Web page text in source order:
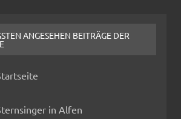
ANGESEHEN BEITRÄGE DER
in Alfen